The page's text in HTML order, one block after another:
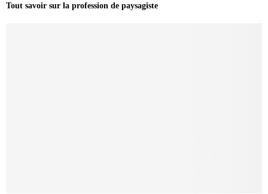
Tout savoir sur la profession de paysagiste